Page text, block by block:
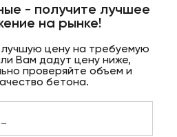
- получите лучшее
на рынке!
цену на требуемую
Вам дадут цену ниже,
проверяйте объем и
бетона.